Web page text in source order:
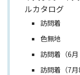
ルカタログ
訪問着
色無地
訪問着（6月
訪問着（7月